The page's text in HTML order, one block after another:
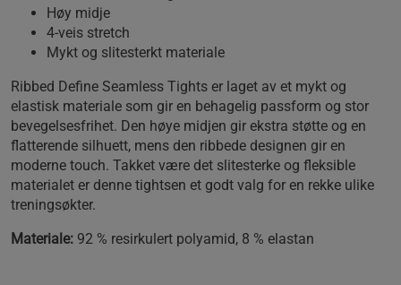
Høy midje
4-veis stretch
Mykt og slitesterkt materiale
Ribbed Define Seamless Tights er laget av et mykt og
elastisk materiale som gir en behagelig passform og stor
bevegelsesfrihet. Den høye midjen gir ekstra støtte og en
flatterende silhuett, mens den ribbede designen gir en
moderne touch. Takket være det slitesterke og fleksible
materialet er denne tightsen et godt valg for en rekke ulike
treningsøkter.
Materiale: 92 % resirkulert polyamid, 8 % elastan